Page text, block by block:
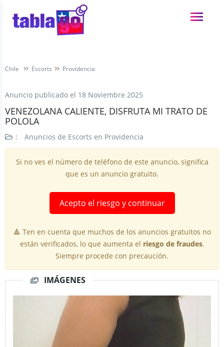
Chile Escorts Providencia
Anuncio publicado el 18 Noviembre 2025
VENEZOLANA CALIENTE, DISFRUTA MI TRATO DE
POLOLA
: Anuncios de Escorts en Providencia
Si no ves el número de teléfono de este anuncio, significa
que es un anuncio gratuito.
Acepto el riesgo y continuar
🔺 Ten en cuenta que muchos de los anuncios gratuitos no
están verificados, lo que aumenta el riesgo de fraudes.
Siempre procede con precaución.
IMÁGENES